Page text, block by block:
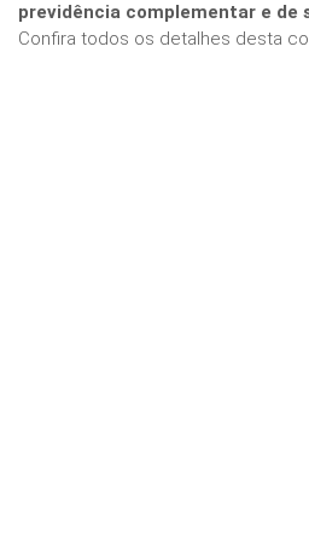
previdência complementar e de
Confira todos os detalhes desta